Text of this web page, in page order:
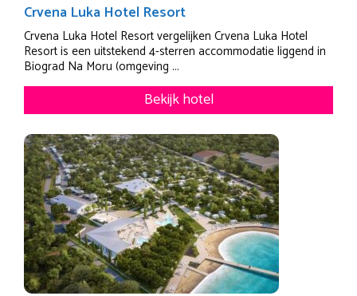
Crvena Luka Hotel Resort
Crvena Luka Hotel Resort vergelijken Crvena Luka Hotel
Resort is een uitstekend 4-sterren accommodatie liggend in
Biograd Na Moru (omgeving ...
Bekijk hotel